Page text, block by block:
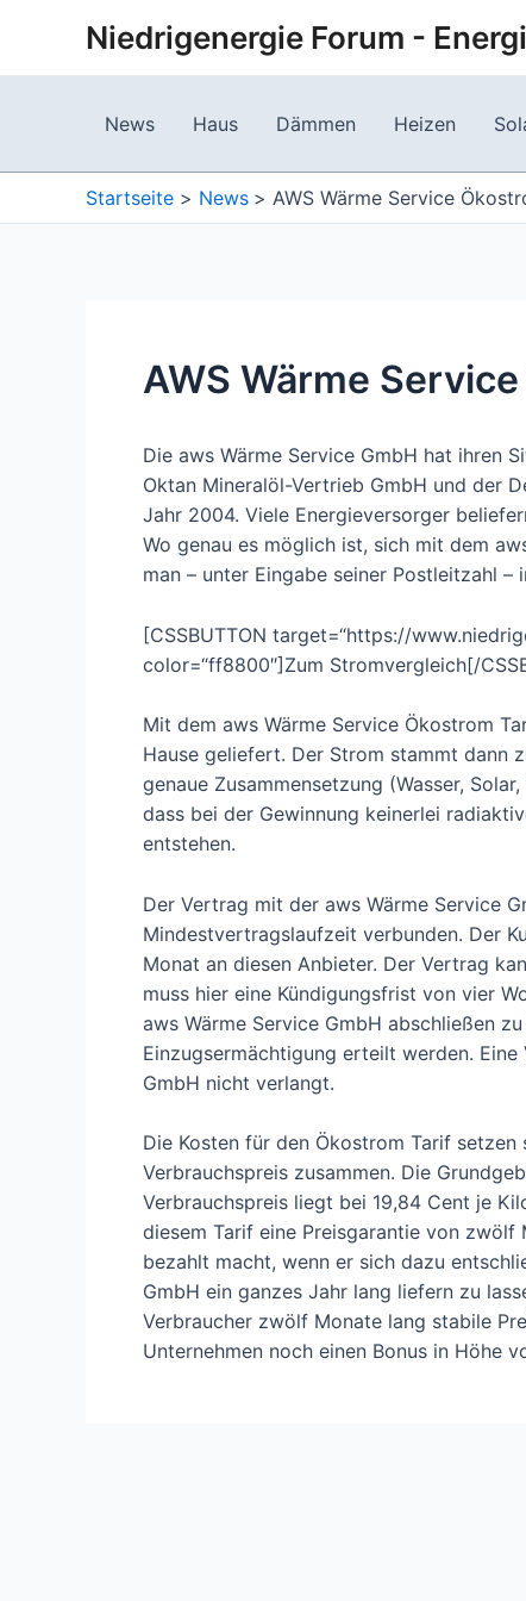
springen
Niedrigenergie Forum -
News Haus Dämmen Heizen
Startseite News AWS Wärme Service
AWS Wärme
Die aws Wärme Service GmbH hat ihren
Oktan Mineralöl-Vertrieb GmbH und der
Jahr 2004. Viele Energieversorger
Wo genau es möglich ist, sich mit dem
man – unter Eingabe seiner Postleitzahl –
[CSSBUTTON target=“https://
color=“ff8800″]Zum Stromvergleich[/
Mit dem aws Wärme Service Ökostrom
Hause geliefert. Der Strom stammt dann
genaue Zusammensetzung (Wasser,
dass bei der Gewinnung keinerlei
entstehen.
Der Vertrag mit der aws Wärme Service
Mindestvertragslaufzeit verbunden. Der
Monat an diesen Anbieter. Der Vertrag
muss hier eine Kündigungsfrist von vier
aws Wärme Service GmbH abschließen
Einzugsermächtigung erteilt werden.
GmbH nicht verlangt.
Die Kosten für den Ökostrom Tarif
Verbrauchspreis zusammen. Die
Verbrauchspreis liegt bei 19,84 Cent je
diesem Tarif eine Preisgarantie von zwölf
bezahlt macht, wenn er sich dazu
GmbH ein ganzes Jahr lang liefern zu
Verbraucher zwölf Monate lang stabile
Unternehmen noch einen Bonus in Höhe